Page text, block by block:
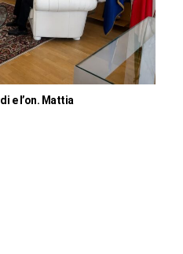
e l’on. Mattia